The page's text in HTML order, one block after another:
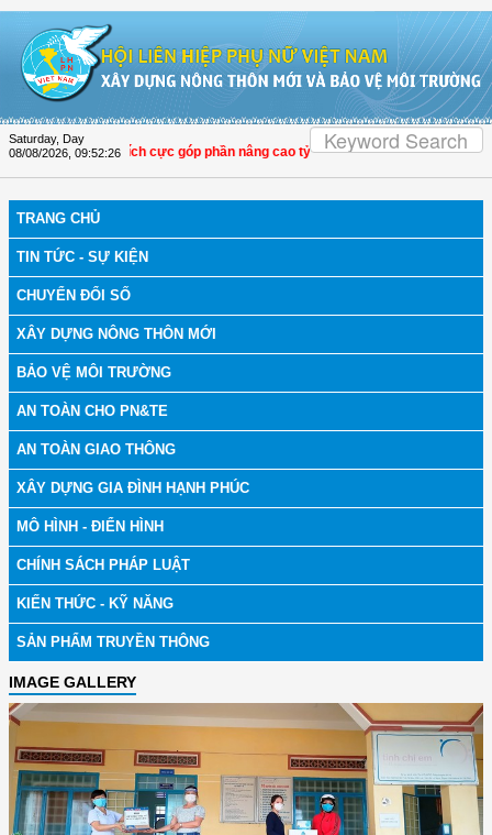
Saturday, Day
08/08/2026 09:52:27
Thọ Xuân tích cực góp phần nâng cao tỷ lệ người dân tham gia bảo hiểm
TRANG CHỦ
TIN TỨC - SỰ KIỆN
CHUYỂN ĐỔI SỐ
XÂY DỰNG NÔNG THÔN MỚI
BẢO VỆ MÔI TRƯỜNG
AN TOÀN CHO PN&TE
AN TOÀN GIAO THÔNG
XÂY DỰNG GIA ĐÌNH HẠNH PHÚC
MÔ HÌNH - ĐIỂN HÌNH
CHÍNH SÁCH PHÁP LUẬT
KIẾN THỨC - KỸ NĂNG
SẢN PHẨM TRUYỀN THÔNG
IMAGE GALLERY